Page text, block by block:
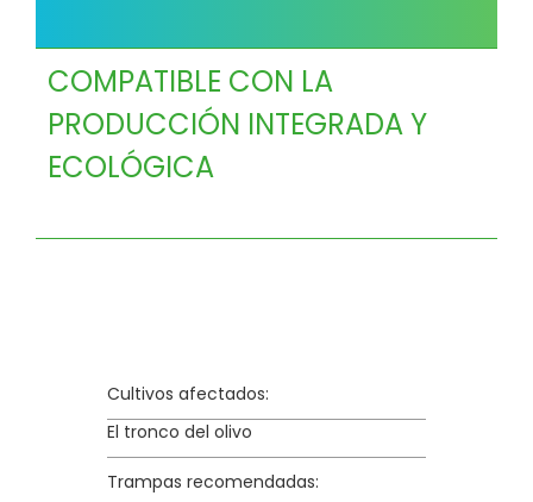
COMPATIBLE CON LA
PRODUCCIÓN INTEGRADA Y
ECOLÓGICA
Cultivos afectados:
El tronco del olivo
Trampas recomendadas: